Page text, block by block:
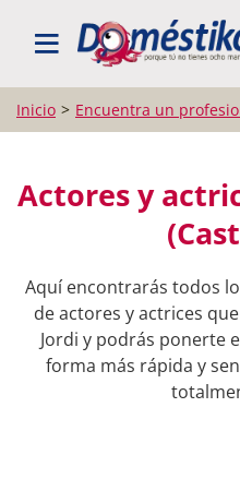
BUSCAR
Inicio Encuentra un
Actores y
Aquí encontrarás todos
de actores y actrices
Jordi y podrás ponerte
forma más rápida y